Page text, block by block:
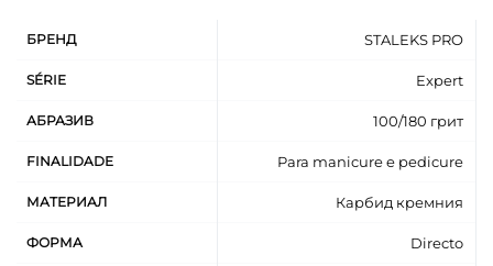
БРЕНД STALEKS PRO
SÉRIE Expert
АБРАЗИВ 100/180 грит
FINALIDADE Para manicure e pedicure
МАТЕРИАЛ Карбид кремния
ФОРМА Directo